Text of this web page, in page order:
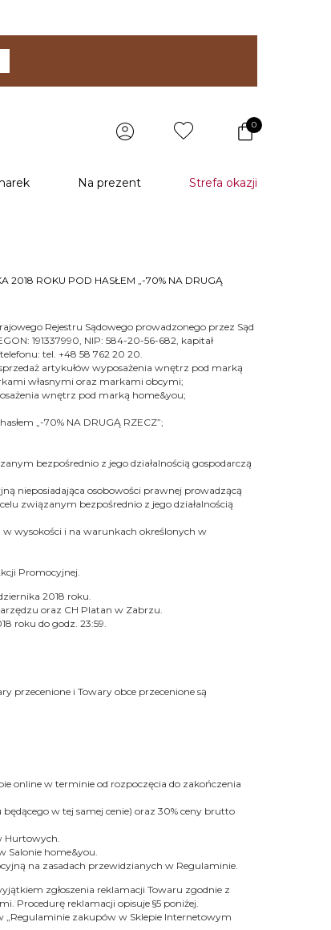
0
Na prezent Strefa okazji
2018 ROKU POD HASŁEM „-70% NA DRUGĄ
Rejestru Sądowego prowadzonego przez Sąd
191337990, NIP: 584-20-56-682, kapitał
tel. +48 58 762 20 20.
artykułów wyposażenia wnętrz pod marką
własnymi oraz markami obcymi;
wnętrz pod marką home&you;
„-70% NA DRUGĄ RZECZ”;
bezpośrednio z jego działalnością gospodarczą
nieposiadająca osobowości prawnej prowadzącą
związanym bezpośrednio z jego działalnością
wysokości i na warunkach określonych w
Promocyjnej.
2018 roku.
oraz CH Platan w Zabrzu.
roku do godz. 23:59.
przecenione i Towary obce przecenione są
online w terminie od rozpoczęcia do zakończenia
w tej samej cenie) oraz 30% ceny brutto
Hurtowych.
Salonie home&you.
na zasadach przewidzianych w Regulaminie.
zgłoszenia reklamacji Towaru zgodnie z
Procedurę reklamacji opisuje §5 poniżej.
zakupów w Sklepie Internetowym